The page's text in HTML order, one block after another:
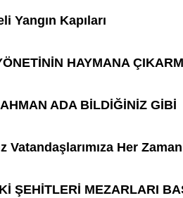
Yangın Kapıları
HAYMANA
ADA BİLDİĞİNİZ GİBİ
Vatandaşlarımıza Her
ŞEHİTLERİ MEZARLARI